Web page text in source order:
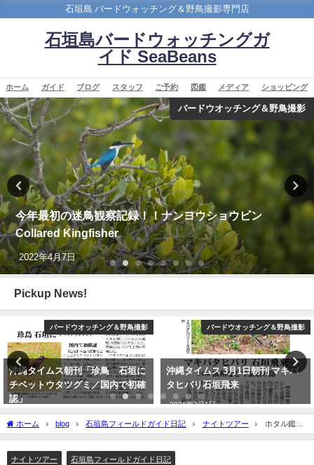
石垣島 バードウォッチング＆野鳥撮影専門店
石垣島バードウォッチングガ
イド SeaBeans
ホーム ガイド ブログ スタッフ ご予約 図鑑 メディア ショッピング
バードウオッチング＆野鳥撮影
今年最初の迷鳥観察記録！！ナンヨウショウビン
Collared Kingfisher
2022年4月7日
Pickup News!
バードウオッチング＆野鳥撮影
沖縄タイムス朝刊「珍鳥 石垣に
チベットウタツグミ／国内で初確
認」
バードウオッチング＆野鳥撮影
沖縄タイムス 3月1日朝刊 マキバ
タヒバリ石垣飛来
2026年3月1日
ホーム blog 石垣島フィールドガイド日記 ナイトツアー
ホタル鑑賞
＆撮影とバードウオッチングのナイトツアー！！
ナイトツアー 石垣島フィールドガイド日記